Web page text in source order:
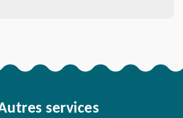
services